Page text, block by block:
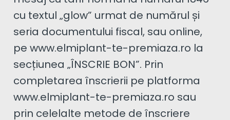
cu textul „glow” urmat de numărul și
seria documentului fiscal, sau online,
pe www.elmiplant-te-premiaza.ro la
secțiunea „ÎNSCRIE BON”. Prin
completarea înscrierii pe platforma
www.elmiplant-te-premiaza.ro sau
prin celelalte metode de înscriere